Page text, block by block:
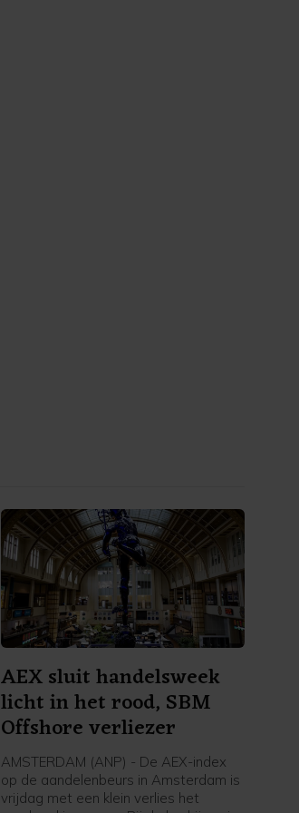
AEX sluit handelsweek
licht in het rood, SBM
Offshore verliezer
AMSTERDAM (ANP) - De AEX-index
op de aandelenbeurs in Amsterdam is
vrijdag met een klein verlies het